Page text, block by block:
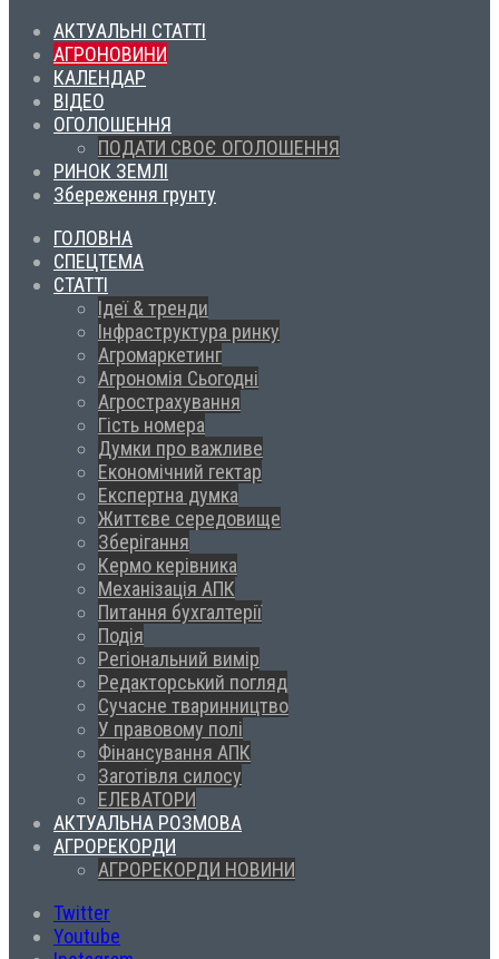
АКТУАЛЬНІ СТАТТІ
АГРОНОВИНИ
КАЛЕНДАР
ВІДЕО
ОГОЛОШЕННЯ
ПОДАТИ СВОЄ ОГОЛОШЕННЯ
РИНОК ЗЕМЛІ
Збереження грунту
ГОЛОВНА
СПЕЦТЕМА
СТАТТІ
Ідеї & тренди
Інфраструктура ринку
Агромаркетинг
Агрономія Сьогодні
Агрострахування
Гість номера
Думки про важливе
Економічний гектар
Експертна думка
Життєве середовище
Зберігання
Кермо керівника
Механізація АПК
Питання бухгалтерії
Подія
Регіональний вимір
Редакторський погляд
Сучасне тваринництво
У правовому полі
Фінансування АПК
Заготівля силосу
ЕЛЕВАТОРИ
АКТУАЛЬНА РОЗМОВА
АГРОРЕКОРДИ
АГРОРЕКОРДИ НОВИНИ
Twitter
Youtube